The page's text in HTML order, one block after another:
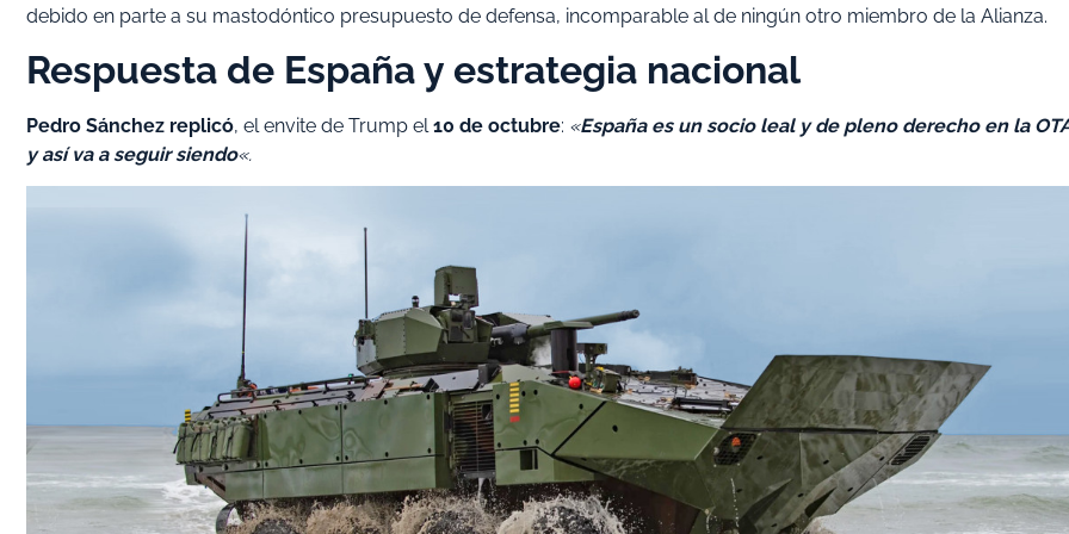
debido en parte a su mastodóntico presupuesto de defensa, incomparable al de ningún otro miembro de la Alianza.
Respuesta de España y estrategia nacional
Pedro Sánchez replicó, el envite de Trump el10 de octubre: «España es un socio leal y de pleno derecho en la
y así va a seguir siendo«.